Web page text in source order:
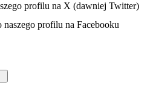
profilu na X (dawniej Twitter)
się w nowej karcie
naszego profilu na Facebooku